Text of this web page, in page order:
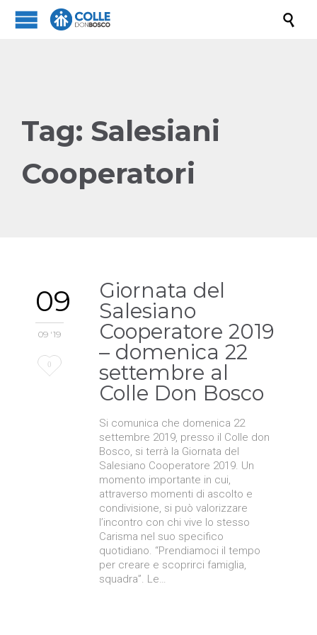

Tag: Salesiani
Cooperatori
09
09 '19
Love
0
Giornata del
Salesiano
Cooperatore 2019
– domenica 22
settembre al
Colle Don Bosco
Si comunica che domenica 22
settembre 2019, presso il Colle don
Bosco, si terrà la Giornata del
Salesiano Cooperatore 2019. Un
momento importante in cui,
attraverso momenti di ascolto e
condivisione, si può valorizzare
l’incontro con chi vive lo stesso
Carisma nel suo specifico
quotidiano. “Prendiamoci il tempo
per creare e scoprirci famiglia,
squadra”. Le…